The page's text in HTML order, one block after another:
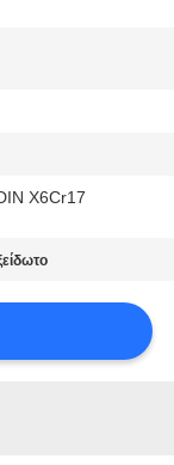
X6Cr17